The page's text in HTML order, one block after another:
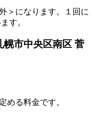
＞になります。１回に
す。
幌市中央区南区 菅
める料金です。